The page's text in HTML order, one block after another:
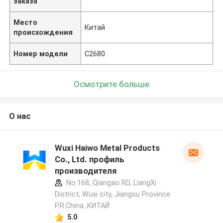
Место
происхождения
Китай
Номер модели C2680
Осмотрите больше
О нас
Wuxi Haiwo Metal Products
Co., Ltd. профиль
производителя
No.168, Qiangao RD, LiangXi
District, Wuxi city, Jiangsu Province
P.R.China ,КИТАЙ
5.0